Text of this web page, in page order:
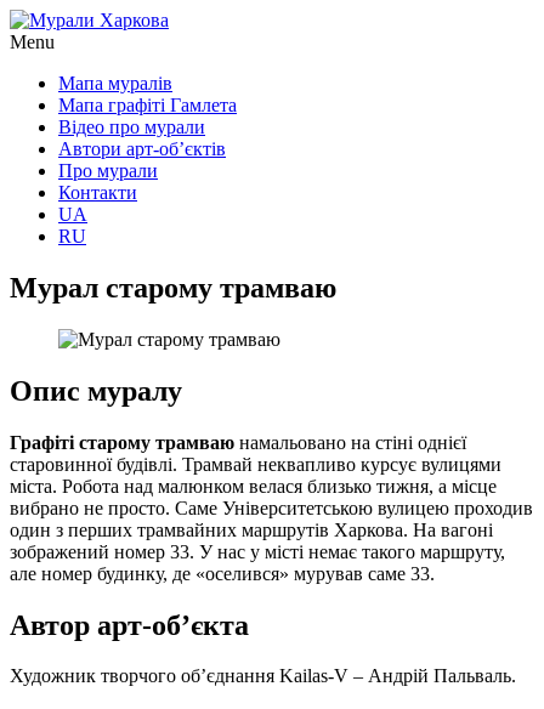
Menu
Мапа муралів
Мапа графіті Гамлета
Відео про мурали
Автори арт-об’єктів
Про мурали
Контакти
UA
RU
Мурал старому трамваю
Опис муралу
Графіті старому трамваю намальовано на стіні однієї
старовинної будівлі. Трамвай неквапливо курсує вулицями
міста. Робота над малюнком велася близько тижня, а місце
вибрано не просто. Саме Університетською вулицею проходив
один з перших трамвайних маршрутів Харкова. На вагоні
зображений номер 33. У нас у місті немає такого маршруту,
але номер будинку, де «оселився» мурував саме 33.
Автор арт-об’єкта
Художник творчого об’єднання Kailas-V – Андрій Пальваль.